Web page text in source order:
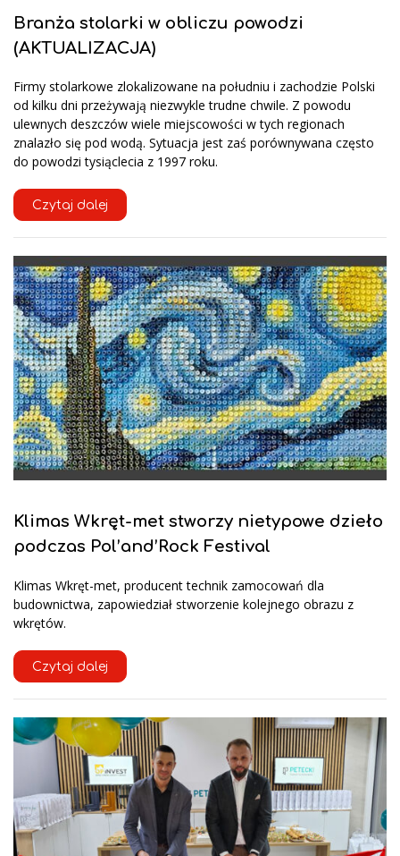
Branża stolarki w obliczu powodzi
(AKTUALIZACJA)
Firmy stolarkowe zlokalizowane na południu i zachodzie Polski
od kilku dni przeżywają niezwykle trudne chwile. Z powodu
ulewnych deszczów wiele miejscowości w tych regionach
znalazło się pod wodą. Sytuacja jest zaś porównywana często
do powodzi tysiąclecia z 1997 roku.
Czytaj dalej
Klimas Wkręt-met stworzy nietypowe dzieło
podczas Pol’and’Rock Festival
Klimas Wkręt-met, producent technik zamocowań dla
budownictwa, zapowiedział stworzenie kolejnego obrazu z
wkrętów.
Czytaj dalej